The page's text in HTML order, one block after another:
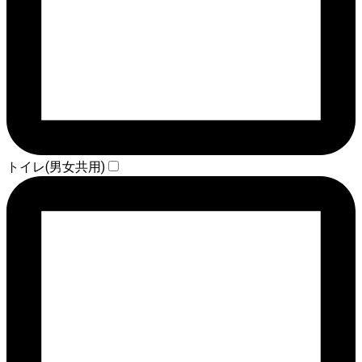
トイレ(男女共用)